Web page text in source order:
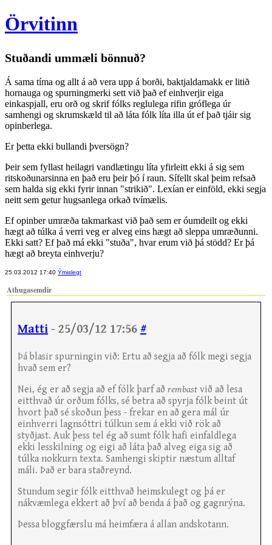
Örvitinn
Stuðandi ummæli bönnuð?
Á sama tíma og allt á að vera upp á borði, baktjaldamakk er litið
hornauga og spurningmerki sett við það ef einhverjir eiga
einkaspjall, eru orð og skrif fólks reglulega rifin gróflega úr
samhengi og skrumskæld til að láta fólk líta illa út ef það tjáir sig
opinberlega.
Er þetta ekki bullandi þversögn?
Þeir sem fyllast heilagri vandlætingu líta yfirleitt ekki á sig sem
ritskoðunarsinna en það eru þeir þó í raun. Sífellt skal þeim refsað
sem halda sig ekki fyrir innan "strikið". Lexían er einföld, ekki segja
neitt sem getur hugsanlega orkað tvímælis.
Ef opinber umræða takmarkast við það sem er óumdeilt og ekki
hægt að túlka á verri veg er alveg eins hægt að sleppa umræðunni.
Ekki satt? Ef það má ekki "stuða", hvar erum við þá stödd? Er þá
hægt að breyta einhverju?
25.03.2012 17:40 Ýmislegt
Athugasemdir
Matti - 25/03/12 17:56 #
Þá blasir spurningin við: Ertu að segja að fólk megi segja
hvað sem er?
Nei, ég er að segja að ef fólk þarf að rembast við að lesa
eitthvað úr orðum fólks, sé betra að spyrja fólk beint út
hvort það sé skoðun þess - frekar en að gera mál úr
einhverri lagnsóttri túlkun sem á ekki við rök að
styðjast. Auk þess tel ég að sumt fólk hafi einfaldlega
ekki lesskilning og eigi að láta það alveg eiga sig að
túlka nokkurn texta. Samhengi skiptir næstum alltaf
máli. Það er bara staðreynd.
Stundum segir fólk eitthvað heimskulegt og þá er
nákvæmlega ekkert að því að benda á það og gagnrýna.
Þessa bloggfærslu má heimfæra á allan andskotann.